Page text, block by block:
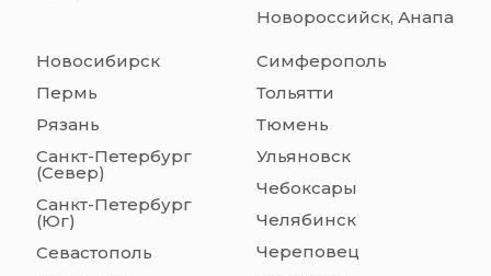
Новороссийск, Анапа
Новосибирск
Пермь
Рязань
Санкт-Петербург
(Север)
Санкт-Петербург
(Юг)
Севастополь
Симферополь
Тольятти
Тюмень
Ульяновск
Чебоксары
Челябинск
Череповец